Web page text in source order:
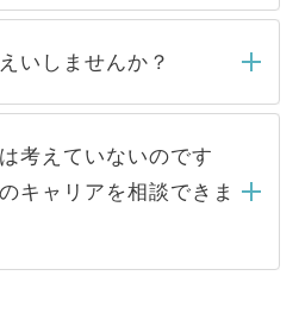
るため 人気のある医療機
うと、応募が殺到する場
める条件に合った人材の
に依頼するケースが増え
することは一切ありませ
募先から内定をいただい
はありません。内定先へ
ャリアパートナーが行い
いしませんか？
することはありませんの
い。当サイトからの登録
登録者様の個人情報は、
アップおよび転職活動の
いたします。お預かりし
人データはご本人の許可
考えていないのです
キャリアを相談できま